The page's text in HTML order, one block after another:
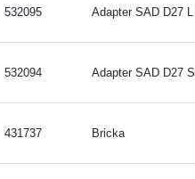
532095 Adapter SAD D27 L
532094 Adapter SAD D27 S
431737 Bricka